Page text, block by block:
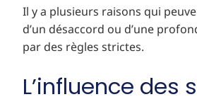
Il y a plusieurs raisons qui
d’un désaccord ou d’une
par des règles strictes.
L’influence des